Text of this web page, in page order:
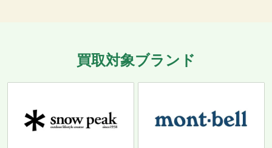
買取対象ブランド